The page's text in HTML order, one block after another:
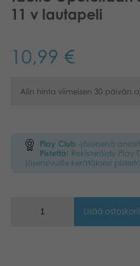
Kirjat
11 v lautapeli
10,99 €
Alin hinta viimeisen 30 päivän
Play Club -jäsenenä
Pistettä! Rekisteröidy Play
jäsensivuille kerätäksesi pisteitä.
Lisää